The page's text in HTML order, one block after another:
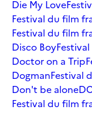
Die My Love
Festival du film
Festival du film
Disco Boy
Doctor on a Trip
DogmanFestival
Don't be alone
Festival du film